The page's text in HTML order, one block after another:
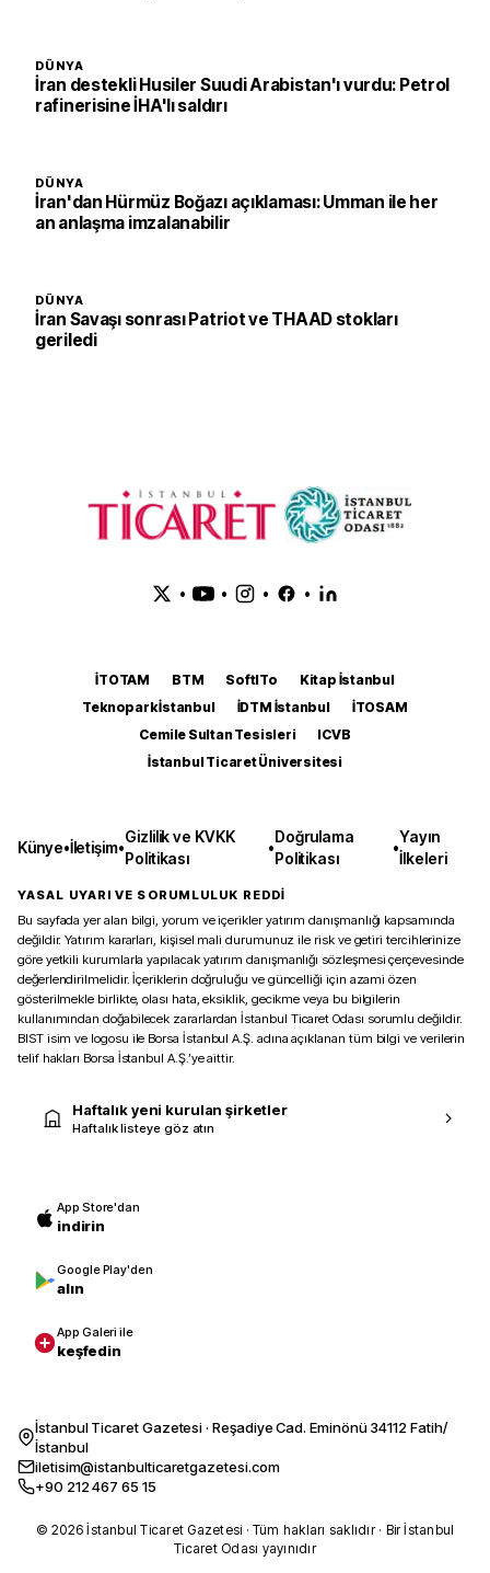
DÜNYA
İran destekli Husiler Suudi Arabistan'ı vurdu: Petrol
rafinerisine İHA'lı saldırı
DÜNYA
İran'dan Hürmüz Boğazı açıklaması: Umman ile her
an anlaşma imzalanabilir
DÜNYA
İran Savaşı sonrası Patriot ve THAAD stokları
geriledi
• • • •
İTOTAM BTM SoftITo
Kitap İstanbul
Teknopark İstanbul
İDTM İstanbul
İTOSAM
Cemile Sultan Tesisleri
ICVB
İstanbul Ticaret Üniversitesi
Künye•İletişim•
Gizlilik ve KVKK
Politikası
•
Doğrulama
Politikası
•
Yayın
İlkeleri
YASAL UYARI VE SORUMLULUK REDDİ
Bu sayfada yer alan bilgi, yorum ve içerikler yatırım danışmanlığı kapsamında
değildir. Yatırım kararları, kişisel mali durumunuz ile risk ve getiri tercihlerinize
göre yetkili kurumlarla yapılacak yatırım danışmanlığı sözleşmesi çerçevesinde
değerlendirilmelidir. İçeriklerin doğruluğu ve güncelliği için azami özen
gösterilmekle birlikte, olası hata, eksiklik, gecikme veya bu bilgilerin
kullanımından doğabilecek zararlardan İstanbul Ticaret Odası sorumlu değildir.
BIST isim ve logosu ile Borsa İstanbul A.Ş. adına açıklanan tüm bilgi ve verilerin
telif hakları Borsa İstanbul A.Ş.’ye aittir.
Haftalık yeni kurulan şirketler
Haftalık listeye göz atın
App Store'dan
indirin
Google Play'den
alın
App Galeri ile
keşfedin
İstanbul Ticaret Gazetesi · Reşadiye Cad. Eminönü 34112 Fatih/
İstanbul
iletisim@istanbulticaretgazetesi.com
+90 212 467 65 15
© 2026 İstanbul Ticaret Gazetesi · Tüm hakları saklıdır · Bir İstanbul
Ticaret Odası yayınıdır